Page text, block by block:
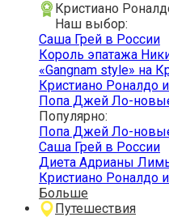
Кристиано
Наш выбор:
Саша Грей в России
Король эпатажа
«Gangnam style» на
Кристиано Роналдо
Попа Джей Ло-
Популярно:
Попа Джей Ло-
Саша Грей в России
Диета Адрианы
Кристиано Роналдо
Больше
Путешествия